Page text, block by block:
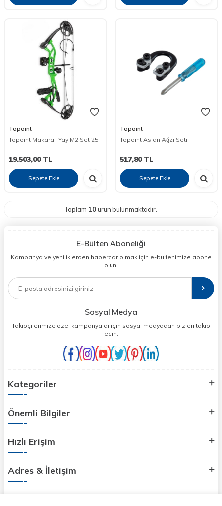
Topoint
Topoint Makaralı Yay M2 Set 25
19.503,00TL
Sepete Ekle
Topoint
Topoint Aslan Ağzı Seti
517,80TL
Sepete Ekle
Toplam 10ürün bulunmaktadır.
E-Bülten Aboneliği
Kampanya ve yeniliklerden haberdar olmak için e-bültenimize abone
olun!
Sosyal Medya
Takipçilerimize özel kampanyalar için sosyal medyadan bizleri takip
edin.
Kategoriler
Önemli Bilgiler
Hızlı Erişim
Adres & İletişim